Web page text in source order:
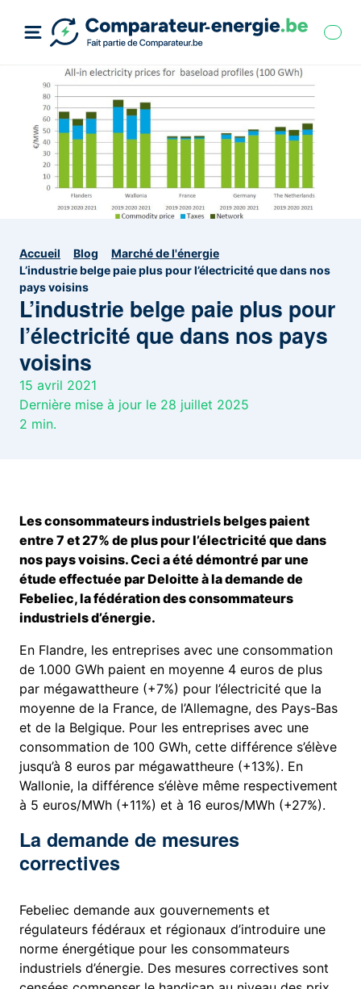
Accueil Blog
Marché de l'énergie
L’industrie belge paie plus pour l’électricité que dans nos
pays voisins
L’industrie belge paie plus pour
l’électricité que dans nos pays
voisins
15 avril 2021
Dernière mise à jour le 28 juillet 2025
2 min.
Les consommateurs industriels belges paient
entre 7 et 27% de plus pour l’électricité que dans
nos pays voisins. Ceci a été démontré par une
étude effectuée par Deloitte à la demande de
Febeliec, la fédération des consommateurs
industriels d’énergie.
En Flandre, les entreprises avec une consommation
de 1.000 GWh paient en moyenne 4 euros de plus
par mégawattheure (+7%) pour l’électricité que la
moyenne de la France, de l’Allemagne, des Pays-Bas
et de la Belgique. Pour les entreprises avec une
consommation de 100 GWh, cette différence s’élève
jusqu’à 8 euros par mégawattheure (+13%). En
Wallonie, la différence s’élève même respectivement
à 5 euros/MWh (+11%) et à 16 euros/MWh (+27%).
La demande de mesures
correctives
Febeliec demande aux gouvernements et
régulateurs fédéraux et régionaux d’introduire une
norme énergétique pour les consommateurs
industriels d’énergie. Des mesures correctives sont